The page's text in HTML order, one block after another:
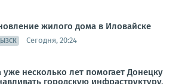
жилого дома в Иловайске
Сегодня, 20:24
уже несколько лет помогает Донецку
городскую инфраструктуру,